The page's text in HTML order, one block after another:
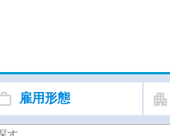
雇用形態